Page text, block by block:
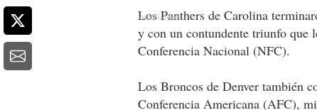
Los Panthers de Carolina
y con un contundente triunfo que
Conferencia Nacional (NFC).
Los Broncos de Denver también
Conferencia Americana (AFC),